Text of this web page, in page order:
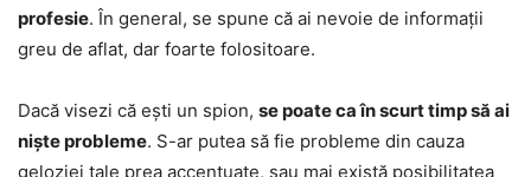
profesie. În general, se spune că ai nevoie de informații
greu de aflat, dar foarte folositoare.
Dacă visezi că ești un spion, se poate ca în scurt timp să ai
niște probleme. S-ar putea să fie probleme din cauza
geloziei tale prea accentuate, sau mai există posibilitatea